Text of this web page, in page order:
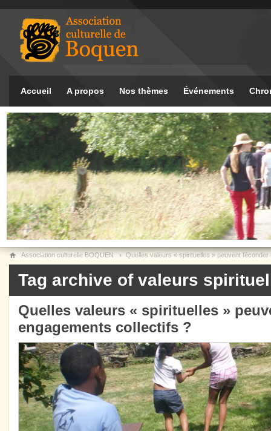
Accueil A propos Nos thèmes Événements
Association culturelle BOQUEN Quelles valeurs « spirituelles » peuvent
Tag archive of valeurs
Quelles valeurs « spirituelles »
engagements collectifs ?